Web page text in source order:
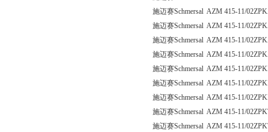
施迈赛Schmersal AZM 415-11/
施迈赛Schmersal AZM 415-11/
施迈赛Schmersal AZM 415-11/
施迈赛Schmersal AZM 415-11/
施迈赛Schmersal AZM 415-11/
施迈赛Schmersal AZM 415-11/
施迈赛Schmersal AZM 415-11/
施迈赛Schmersal AZM 415-11/
施迈赛Schmersal AZM 415-11/